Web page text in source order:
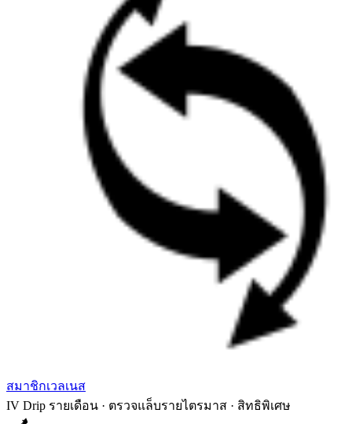
สมาชิกเวลเนส
IV Drip รายเดือน · ตรวจแล็บรายไตรมาส · สิทธิพิเศษ